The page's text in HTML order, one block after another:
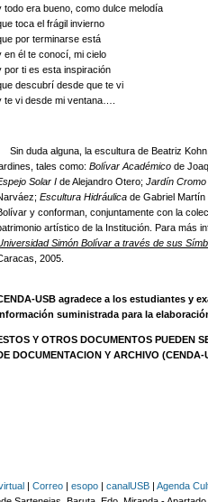
todo era bueno, como dulce melodía
toca el frágil invierno
por terminarse está
en él te conocí, mi cielo
por ti es esta inspiración
descubrí desde que te vi
te vi desde mi ventana….
Sin duda alguna, la escultura de Beatriz
tales como: Bolívar Académico de
Solar I de Alejandro Otero; Jardín Cromo
Escultura Hidráulica de Gabriel
y conforman, conjuntamente con la
artístico de la Institución. Para más
Simón Bolívar a través de sus
2005.
USB agradece a los estudiantes y
suministrada para la
Y OTROS DOCUMENTOS PUEDEN
DOCUMENTACION Y ARCHIVO (CENDA-
| Correo| esopo| canalUSB| Agenda